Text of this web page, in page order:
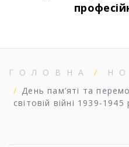
ГОЛОВНА
День пам’яті та
світовій війні 1939-1945